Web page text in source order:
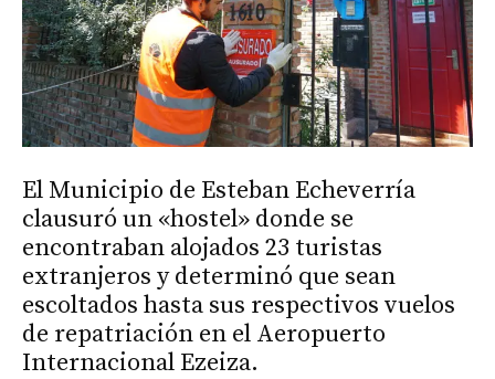
El Municipio de Esteban Echeverría
clausuró un «hostel» donde se
encontraban alojados 23 turistas
extranjeros y determinó que sean
escoltados hasta sus respectivos vuelos
de repatriación en el Aeropuerto
Internacional Ezeiza.